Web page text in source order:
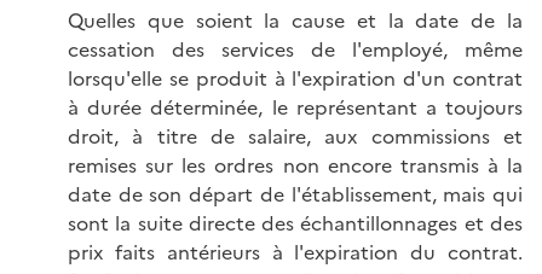
Quelles que soient la cause et la date de la
cessation des services de l'employé, même
lorsqu'elle se produit à l'expiration d'un contrat
à durée déterminée, le représentant a toujours
droit, à titre de salaire, aux commissions et
remises sur les ordres non encore transmis à la
date de son départ de l'établissement, mais qui
sont la suite directe des échantillonnages et des
prix faits antérieurs à l'expiration du contrat.